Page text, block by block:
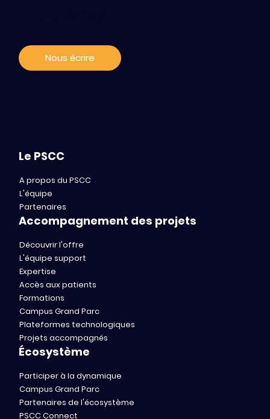
Nous écrire
Le PSCC
A propos du PSCC
L'équipe
Partenaires
Accompagnement des projets
Découvrir l'offre
L'équipe support
Expertise
Accès aux patients
Formations
Campus Grand Parc
Plateformes technologiques
Projets accompagnés
Écosystème
Participer à la dynamique
Campus Grand Parc
Partenaires de l'écosystème
PSCC Connect